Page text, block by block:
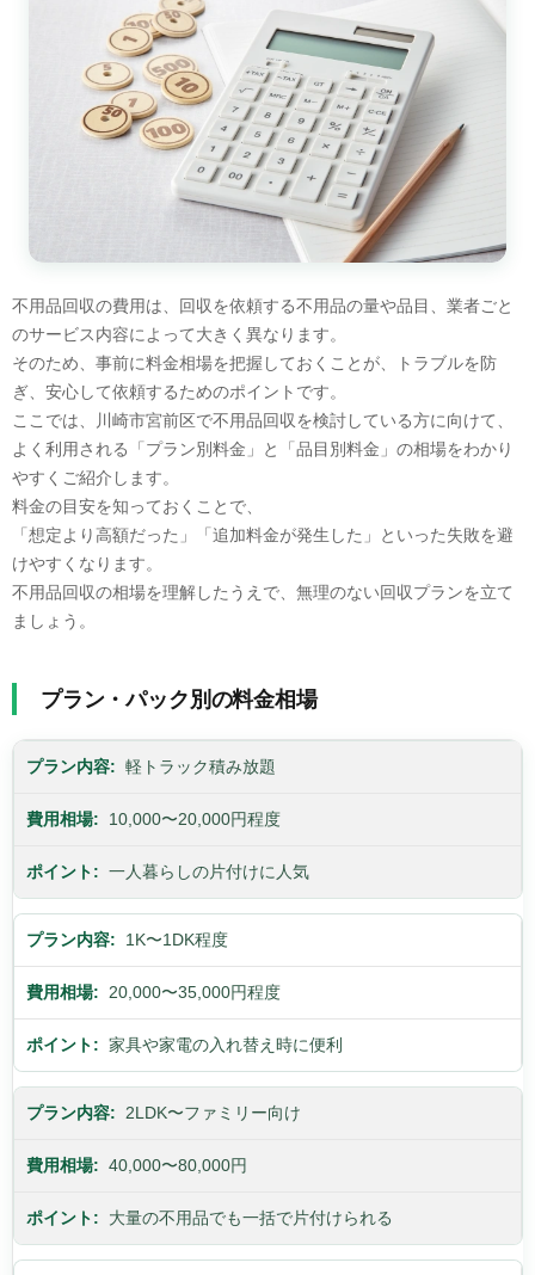
不用品回収の費用は、回収を依頼する不用品の量や品目、業者ごと
のサービス内容によって大きく異なります。
そのため、事前に料金相場を把握しておくことが、トラブルを防
ぎ、安心して依頼するためのポイントです。
ここでは、川崎市宮前区で不用品回収を検討している方に向けて、
よく利用される「プラン別料金」と「品目別料金」の相場をわかり
やすくご紹介します。
料金の目安を知っておくことで、
「想定より高額だった」「追加料金が発生した」といった失敗を避
けやすくなります。
不用品回収の相場を理解したうえで、無理のない回収プランを立て
ましょう。
プラン・パック別の料金相場
軽トラック積み放題
10,000〜20,000円程度
一人暮らしの片付けに人気
1K〜1DK程度
20,000〜35,000円程度
家具や家電の入れ替え時に便利
2LDK〜ファミリー向け
40,000〜80,000円
大量の不用品でも一括で片付けられる